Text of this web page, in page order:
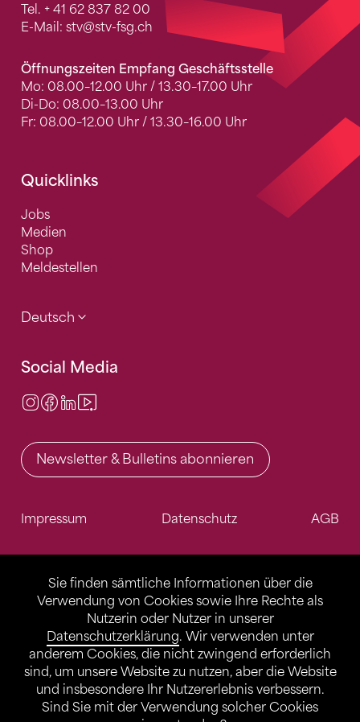
Sie finden sämtliche Informationen über die
Verwendung von Cookies sowie Ihre Rechte als
Nutzerin oder Nutzer in unserer
Datenschutzerklärung. Wir verwenden unter
anderem Cookies, die nicht zwingend erforderlich
sind, um unsere Website zu nutzen, aber die Website
und insbesondere Ihr Nutzererlebnis verbessern.
Sind Sie mit der Verwendung solcher Cookies
Tel. + 41 62 837 82 00
E-Mail: stv@stv-fsg.ch
Öffnungszeiten Empfang Geschäftsstelle
Mo: 08.00–12.00 Uhr / 13.30–17.00 Uhr
Di-Do: 08.00–13.00 Uhr
Fr: 08.00–12.00 Uhr / 13.30–16.00 Uhr
Quicklinks
Jobs
Medien
Shop
Meldestellen
Deutsch
Social Media
Instagram
Facebook
LinkedIn
Newsletter & Bulletins abonnieren
Impressum Datenschutz AGB